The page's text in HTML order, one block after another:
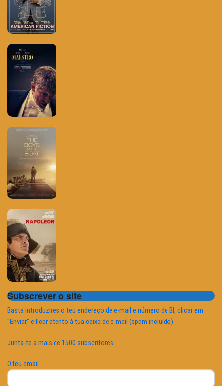
Subscrever o site
Basta introduzires o teu endereço de e-mail e número de BI, clicar em
"Enviar" e ficar atento à tua caixa de e-mail (spam incluído).
Junta-te a mais de 1500 subscritores.
O teu email